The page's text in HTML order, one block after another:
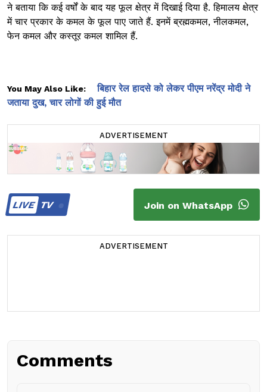
ने बताया कि कई वर्षों के बाद यह फूल क्षेत्र में दिखाई दिया है. हिमालय क्षेत्र
में चार प्रकार के कमल के फूल पाए जाते हैं. इनमें ब्रह्मकमल, नीलकमल,
फेन कमल और कस्तूर कमल शामिल हैं.
You May Also Like:
बिहार रेल हादसे को लेकर पीएम नरेंद्र मोदी ने
जताया दुख, चार लोगों की हुई मौत
ADVERTISEMENT
LIVETV Join on WhatsApp
ADVERTISEMENT
Comments